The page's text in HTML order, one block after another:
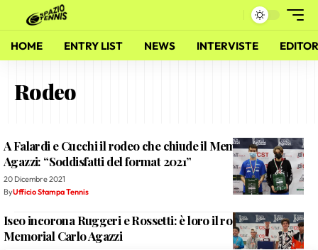
HOME ENTRY LIST NEWS INTERVISTE
Rodeo
A Falardi e Cucchi il rodeo che chiude il Memorial Carlo
Agazzi: “Soddisfatti del format 2021”
20 Dicembre 2021
ByUfficio Stampa Tennis
Iseo incorona Ruggeri e Rossetti: è loro il rodeo under
Memorial Carlo Agazzi